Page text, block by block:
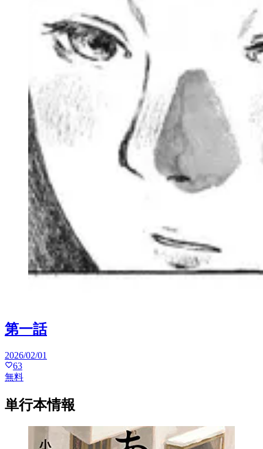
第一話
2026/02/01
63
無料
単行本情報